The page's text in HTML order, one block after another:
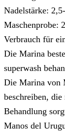
Nadelstärke:
Maschenprobe:
Verbrauch für
Die Marina
superwash
Die Marina von
beschreiben,
Behandlung
Manos del